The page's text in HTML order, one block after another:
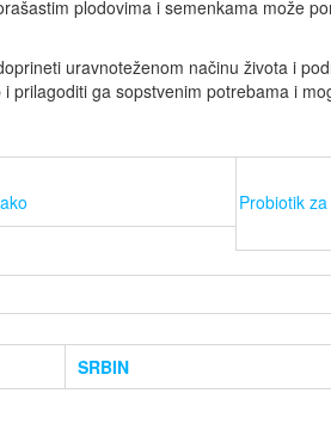
plodovima i semenkama može
uravnoteženom načinu života i
prilagoditi ga sopstvenim potrebama i
Probiotik
SRBIN